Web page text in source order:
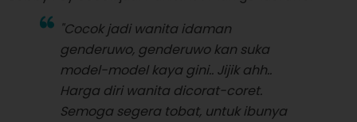
"Cocok jadi wanita idaman
genderuwo, genderuwo kan suka
model-model kaya gini.. Jijik ahh..
Harga diri wanita dicorat-coret.
Semoga segera tobat, untuk ibunya